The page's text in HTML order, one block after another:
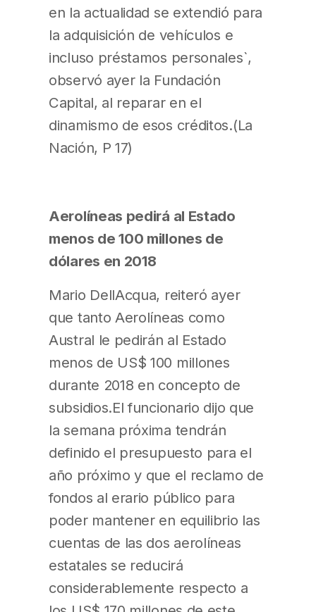
en la actualidad se extendió para
la adquisición de vehículos e
incluso préstamos personales`,
observó ayer la Fundación
Capital, al reparar en el
dinamismo de esos créditos.(La
Nación, P 17)
Aerolíneas pedirá al Estado
menos de 100 millones de
dólares en 2018
Mario DellAcqua, reiteró ayer
que tanto Aerolíneas como
Austral le pedirán al Estado
menos de US$ 100 millones
durante 2018 en concepto de
subsidios.El funcionario dijo que
la semana próxima tendrán
definido el presupuesto para el
año próximo y que el reclamo de
fondos al erario público para
poder mantener en equilibrio las
cuentas de las dos aerolíneas
estatales se reducirá
considerablemente respecto a